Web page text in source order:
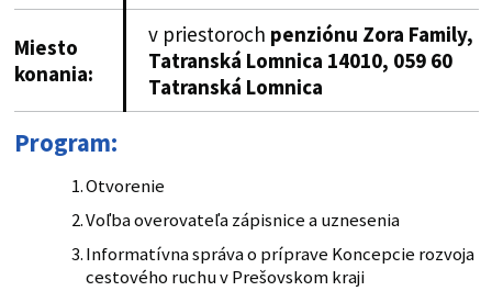
Miesto
konania:
v priestoroch penziónu Zora Family,
Tatranská Lomnica 14010, 059 60
Tatranská Lomnica
Program:
Otvorenie
Voľba overovateľa zápisnice a uznesenia
Informatívna správa o príprave Koncepcie rozvoja
cestového ruchu v Prešovskom kraji